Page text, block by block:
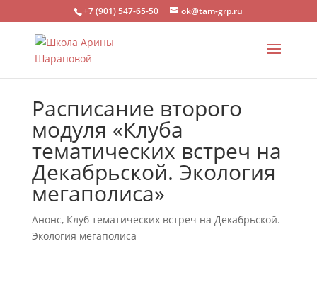
+7 (901) 547-65-50 ok@tam-grp.ru
Расписание второго
модуля «Клуба
тематических встреч на
Декабрьской. Экология
мегаполиса»
Анонс, Клуб тематических встреч на Декабрьской.
Экология мегаполиса